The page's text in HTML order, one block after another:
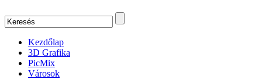
Kezdőlap
3D Grafika
PicMix
Városok